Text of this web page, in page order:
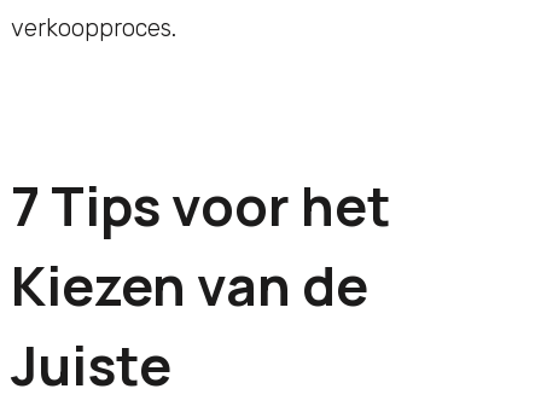
verkoopproces.
7 Tips voor het
Kiezen van de
Juiste